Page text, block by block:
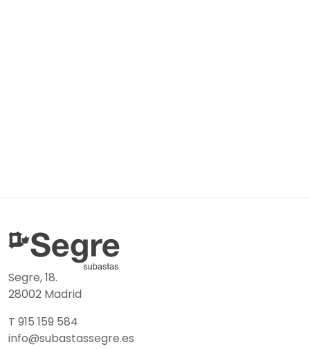
Segre, 18.
28002 Madrid
T 915 159 584
info@subastassegre.es